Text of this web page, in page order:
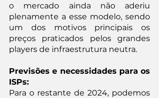
o mercado ainda não aderiu
plenamente a esse modelo, sendo
um dos motivos principais os
preços praticados pelos grandes
players de infraestrutura neutra.
Previsões e necessidades para os
ISPs:
Para o restante de 2024, podemos